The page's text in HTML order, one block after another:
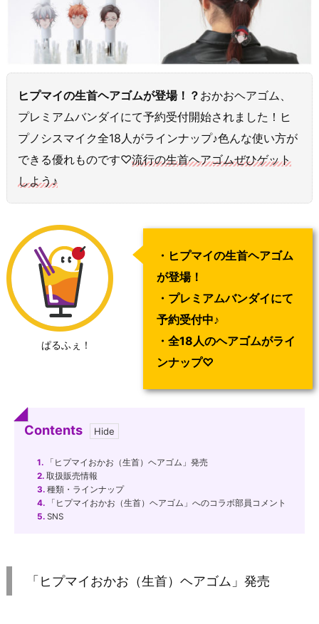
ヒプマイの生首ヘアゴムが登場！？ おかおヘアゴム、
プレミアムバンダイにて予約受付開始されました！ヒ
プノシスマイク全18人がラインナップ♪色んな使い方が
できる優れものです♡流行の生首ヘアゴムぜひゲット
しよう♪
ぱるふぇ！
・ヒプマイの生首ヘアゴム
が登場！
・プレミアムバンダイにて
予約受付中♪
・全18人のヘアゴムがライ
ンナップ♡
Contents
1. 「ヒプマイおかお（生首）ヘアゴム」発売
2. 取扱販売情報
3. 種類・ラインナップ
4. 「ヒプマイおかお（生首）ヘアゴム」へのコラボ部員コメント
5. SNS
「ヒプマイおかお（生首）ヘアゴム」発売